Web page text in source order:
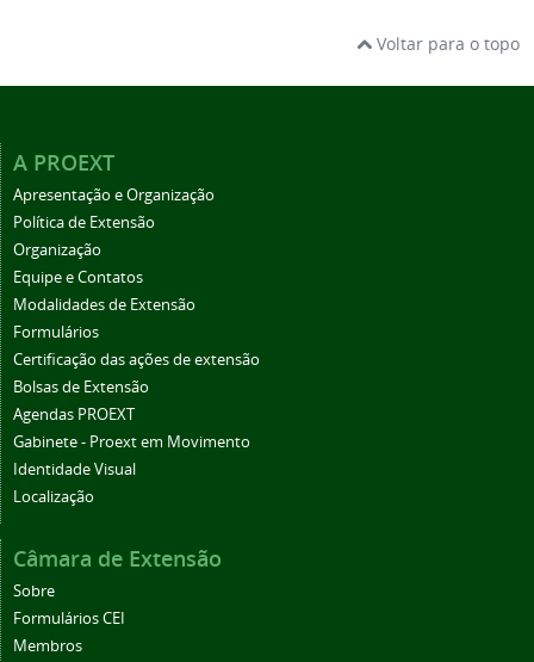
Voltar para o topo
A PROEXT
Apresentação e Organização
Política de Extensão
Organização
Equipe e Contatos
Modalidades de Extensão
Formulários
Certificação das ações de extensão
Bolsas de Extensão
Agendas PROEXT
Gabinete - Proext em Movimento
Identidade Visual
Localização
Câmara de Extensão
Sobre
Formulários CEI
Membros